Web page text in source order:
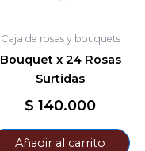
Caja de rosas y bouquets
Bouquet x 24 Rosas
Surtidas
$ 140.000
Añadir al carrito